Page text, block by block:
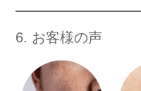
6. お客様の声